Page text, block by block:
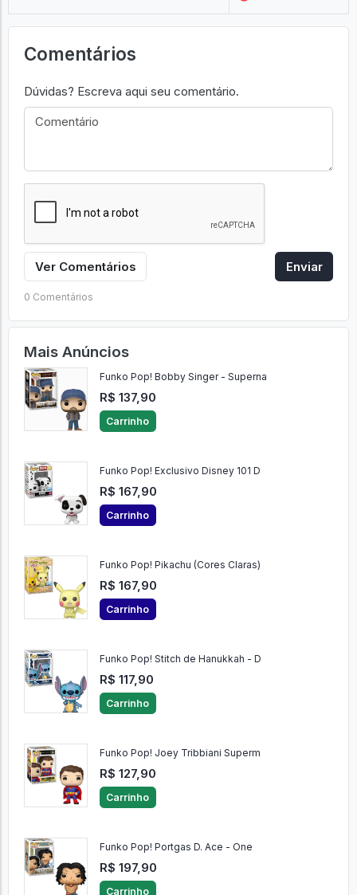
Comentários
Dúvidas? Escreva aqui seu comentário.
Ver Comentários Enviar
0 Comentários
Mais Anúncios
Funko Pop! Bobby Singer - Superna
R$ 137,90
Carrinho
Funko Pop! Exclusivo Disney 101 D
R$ 167,90
Carrinho
Funko Pop! Pikachu (Cores Claras)
R$ 167,90
Carrinho
Funko Pop! Stitch de Hanukkah - D
R$ 117,90
Carrinho
Funko Pop! Joey Tribbiani Superm
R$ 127,90
Carrinho
Funko Pop! Portgas D. Ace - One
R$ 197,90
Carrinho